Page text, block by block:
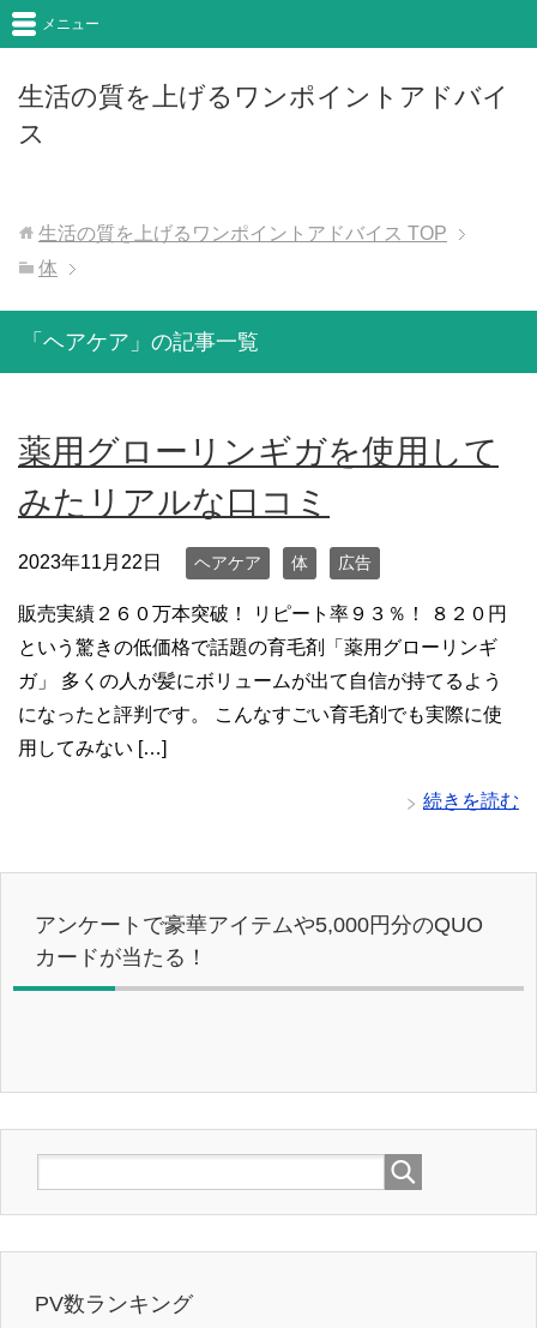
生活の質を上げるワンポイントアドバイ
ス
メニュー
生活の質を上げるワンポイントアドバイス TOP
体
「ヘアケア」の記事一覧
薬用グローリンギガを使用して
みたリアルな口コミ
2023年11月22日 ヘアケア 体 広告
販売実績２６０万本突破！ リピート率９３％！ ８２０円
という驚きの低価格で話題の育毛剤「薬用グローリンギ
ガ」 多くの人が髪にボリュームが出て自信が持てるよう
になったと評判です。 こんなすごい育毛剤でも実際に使
用してみない […]
続きを読む
アンケートで豪華アイテムや5,000円分のQUO
カードが当たる！
PV数ランキング